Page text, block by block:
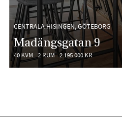
CENTRALA HISINGEN, GÖTEBORG
Madängsgatan 9
40 KVM 2 RUM 2 195 000 KR